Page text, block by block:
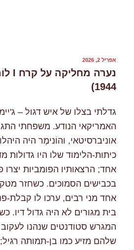
פורסם
אפריל 2, 2026
1944)
גדלתי בצלו של איש דגול –
האמריקאי הנודע. משפחתי
אוניברסיטאי, והוֹנימֶר היה
כיתות-הלימוד שלו היו גדולות
אחד; הרצאותיו הפומביות יצרו
בכבישים הסמוכים. כשחזר
אחד מני רבים, ערכו לו קבלת-
בית מגורים לא היה גדול דיו.
המגרש סטודנטים שנהנו
שלהם מזיע כמו בן-תמותה רגיל;